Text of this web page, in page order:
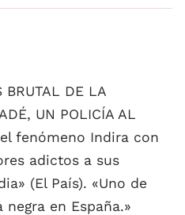
BRUTAL DE LA
UN POLICÍA AL
fenómeno Indira con
adictos a sus
(El País). «Uno de
en España.»